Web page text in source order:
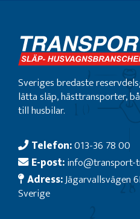
Sveriges bredaste
lätta släp, hästtransporter,
till husbilar.
Telefon:013-36 78 00
E-post:info@transport-
Adress:Jägarvallsvägen
Sverige